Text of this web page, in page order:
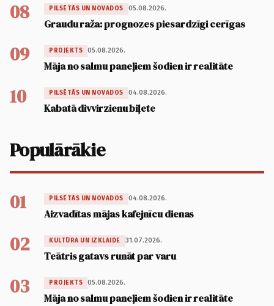
08 PILSĒTĀS UN NOVADOS 05.08.2026.
Graudu raža: prognozes piesardzīgi cerīgas
09 PROJEKTS 05.08.2026.
Māja no salmu paneļiem šodien ir realitāte
10 PILSĒTĀS UN NOVADOS 04.08.2026.
Kabatā divvirzienu biļete
Populārākie
01 PILSĒTĀS UN NOVADOS 04.08.2026.
Aizvadītas mājas kafejnīcu dienas
02 KULTŪRA UN IZKLAIDE 31.07.2026.
Teātris gatavs runāt par varu
03 PROJEKTS 05.08.2026.
Māja no salmu paneļiem šodien ir realitāte